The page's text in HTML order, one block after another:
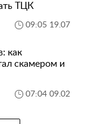
ТЦК
09:05 19.07
как
скамером и
07:04 09.02